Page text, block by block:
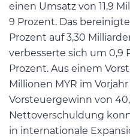
einen Umsatz von 11,9
9 Prozent. Das
Prozent auf 3,30
verbesserte sich um 0,9
Prozent. Aus einem
Millionen MYR im
Vorsteuergewinn von
Nettoverschuldung
in internationale